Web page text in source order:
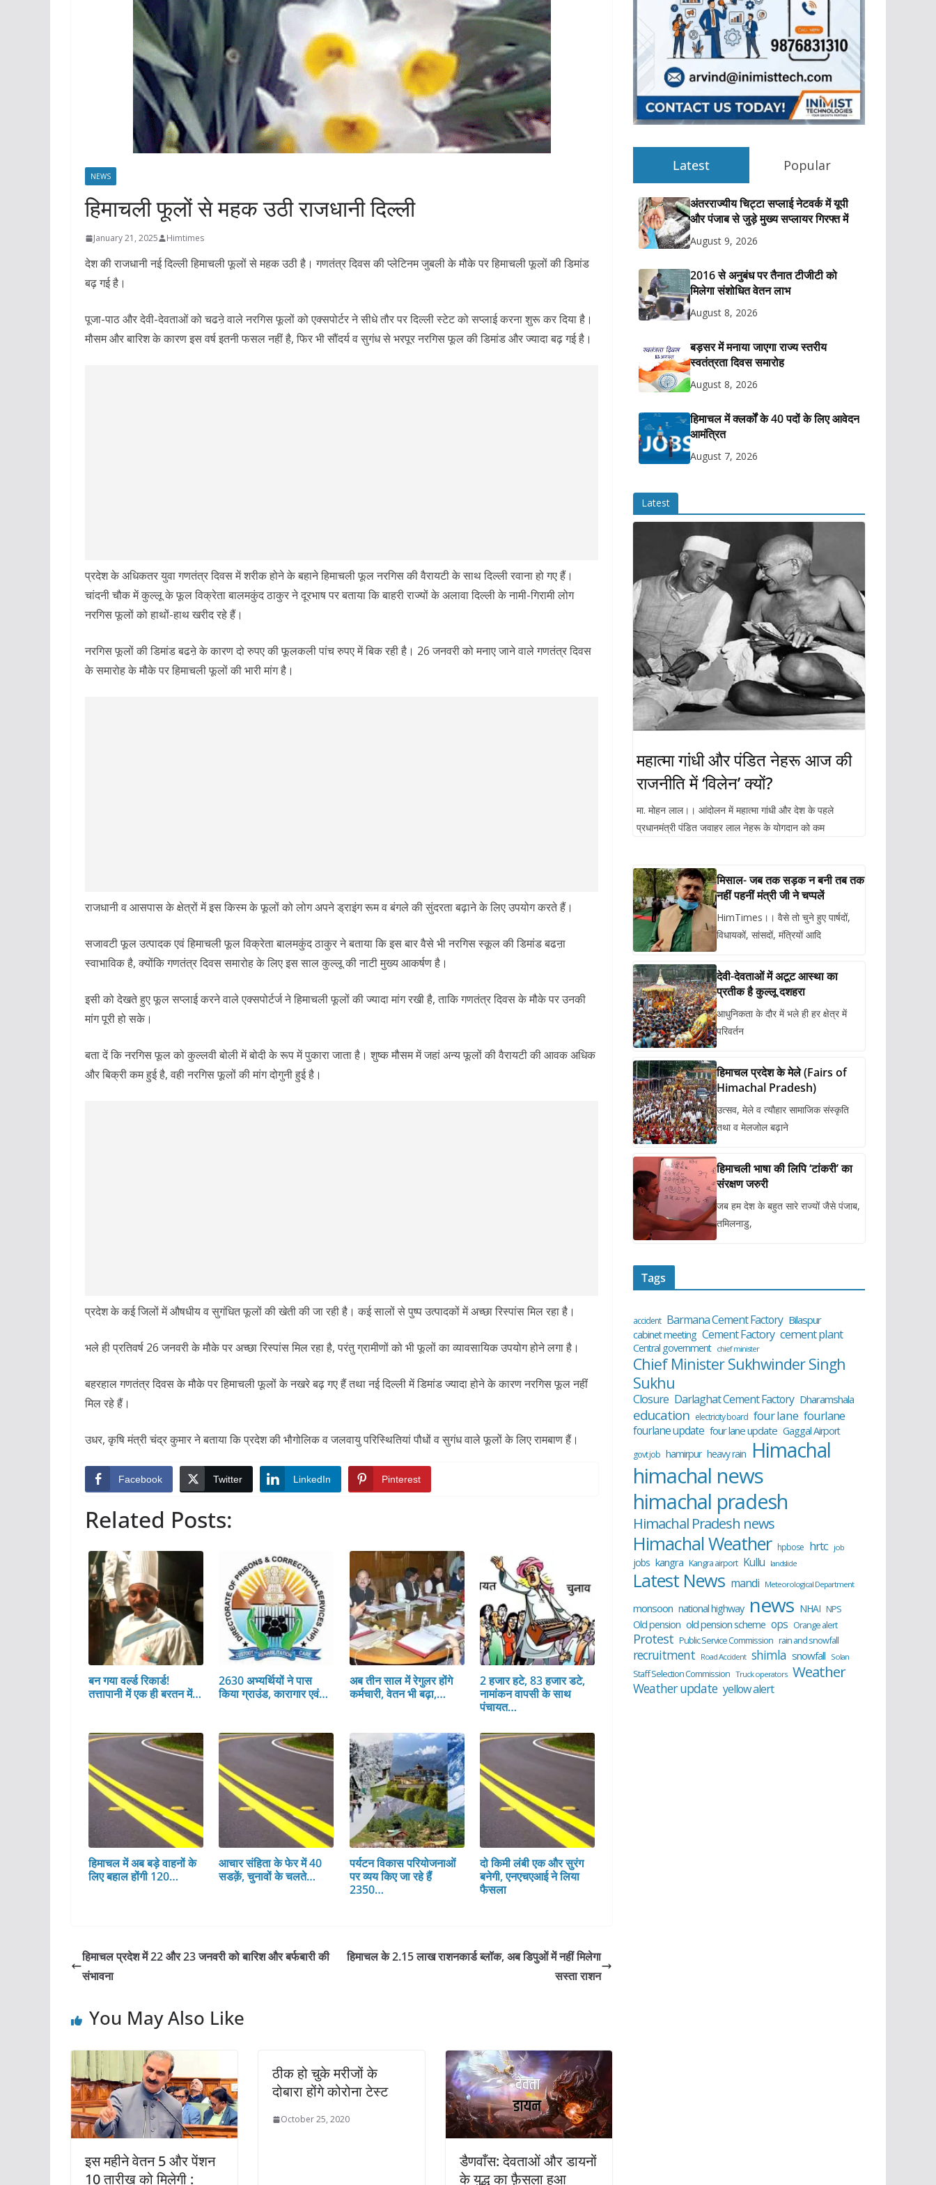
NEWS
हिमाचली फूलों से महक उठी राजधानी दिल्ली
January 21, 2025 Himtimes
देश की राजधानी नई दिल्ली हिमाचली फूलों से महक उठी है। गणतंत्र दिवस की प्लेटिनम जुबली के मौके पर हिमाचली फूलों की डिमांड
बढ़ गई है।
पूजा-पाठ और देवी-देवताओं को चढऩे वाले नरगिस फूलों को एक्सपोर्टर ने सीधे तौर पर दिल्ली स्टेट को सप्लाई करना शुरू कर दिया है।
मौसम और बारिश के कारण इस वर्ष इतनी फसल नहीं है, फिर भी सौंदर्य व सुगंध से भरपूर नरगिस फूल की डिमांड और ज्यादा बढ़ गई है।
प्रदेश के अधिकतर युवा गणतंत्र दिवस में शरीक होने के बहाने हिमाचली फूल नरगिस की वैरायटी के साथ दिल्ली रवाना हो गए हैं।
चांदनी चौक में कुल्लू के फूल विक्रेता बालमकुंद ठाकुर ने दूरभाष पर बताया कि बाहरी राज्यों के अलावा दिल्ली के नामी-गिरामी लोग
नरगिस फूलों को हाथों-हाथ खरीद रहे हैं।
नरगिस फूलों की डिमांड बढऩे के कारण दो रुपए की फूलकली पांच रुपए में बिक रही है। 26 जनवरी को मनाए जाने वाले गणतंत्र दिवस
के समारोह के मौके पर हिमाचली फूलों की भारी मांग है।
राजधानी व आसपास के क्षेत्रों में इस किस्म के फूलों को लोग अपने ड्राइंग रूम व बंगले की सुंदरता बढ़ाने के लिए उपयोग करते हैं।
सजावटी फूल उत्पादक एवं हिमाचली फूल विक्रेता बालमकुंद ठाकुर ने बताया कि इस बार वैसे भी नरगिस स्कूल की डिमांड बढऩा
स्वाभाविक है, क्योंकि गणतंत्र दिवस समारोह के लिए इस साल कुल्लू की नाटी मुख्य आकर्षण है।
इसी को देखते हुए फूल सप्लाई करने वाले एक्सपोर्टर्ज ने हिमाचली फूलों की ज्यादा मांग रखी है, ताकि गणतंत्र दिवस के मौके पर उनकी
मांग पूरी हो सके।
बता दें कि नरगिस फूल को कुल्लवी बोली में बोदी के रूप में पुकारा जाता है। शुष्क मौसम में जहां अन्य फूलों की वैरायटी की आवक अधिक
और बिक्री कम हुई है, वही नरगिस फूलों की मांग दोगुनी हुई है।
प्रदेश के कई जिलों में औषधीय व सुगंधित फूलों की खेती की जा रही है। कई सालों से पुष्प उत्पादकों में अच्छा रिस्पांस मिल रहा है।
भले ही प्रतिवर्ष 26 जनवरी के मौके पर अच्छा रिस्पांस मिल रहा है, परंतु ग्रामीणों को भी फूलों का व्यावसायिक उपयोग होने लगा है।
बहरहाल गणतंत्र दिवस के मौके पर हिमाचली फूलों के नखरे बढ़ गए हैं तथा नई दिल्ली में डिमांड ज्यादा होने के कारण नरगिस फूल नहीं
मिल रहे हैं।
उधर, कृषि मंत्री चंद्र कुमार ने बताया कि प्रदेश की भौगोलिक व जलवायु परिस्थितियां पौधों व सुगंध वाले फूलों के लिए रामबाण हैं।
Facebook Twitter LinkedIn Pinterest
Related Posts:
बन गया वर्ल्ड रिकार्ड!
तत्तापानी में एक ही बरतन में…
2630 अभ्यर्थियों ने पास
किया ग्राउंड, कारागार एवं…
अब तीन साल में रेगुलर होंगे
कर्मचारी, वेतन भी बढ़ा,…
2 हजार हटे, 83 हजार डटे,
नामांकन वापसी के साथ
पंचायत…
हिमाचल में अब बड़े वाहनों के
लिए बहाल होंगी 120…
आचार संहिता के फेर में 40
सडक़ें, चुनावों के चलते…
पर्यटन विकास परियोजनाओं
पर व्यय किए जा रहे हैं
2350…
दो किमी लंबी एक और सुरंग
बनेगी, एनएचएआई ने लिया
फैसला
हिमाचल प्रदेश में 22 और 23 जनवरी को बारिश और बर्फबारी की
संभावना
हिमाचल के 2.15 लाख राशनकार्ड ब्लॉक, अब डिपुओं में नहीं मिलेगा
सस्ता राशन
You May Also Like
इस महीने वेतन 5 और पेंशन
10 तारीख को मिलेगी :
ठीक हो चुके मरीजों के
दोबारा होंगे कोरोना टेस्ट
October 25, 2020
डैणवाँस: देवताओं और डायनों
के युद्ध का फ़ैसला हुआ
Latest Popular
अंतरराज्यीय चिट्टा सप्लाई नेटवर्क में यूपी
और पंजाब से जुड़े मुख्य सप्लायर गिरफ्त में
August 9, 2026
2016 से अनुबंध पर तैनात टीजीटी को
मिलेगा संशोधित वेतन लाभ
August 8, 2026
बड़सर में मनाया जाएगा राज्य स्तरीय
स्वतंत्रता दिवस समारोह
August 8, 2026
हिमाचल में क्लर्कों के 40 पदों के लिए आवेदन
आमंत्रित
August 7, 2026
Latest
महात्मा गांधी और पंडित नेहरू आज की
राजनीति में ‘विलेन’ क्यों?
मा. मोहन लाल।। आंदोलन में महात्मा गांधी और देश के पहले
प्रधानमंत्री पंडित जवाहर लाल नेहरू के योगदान को कम
मिसाल- जब तक सड़क न बनी तब तक
नहीं पहनीं मंत्री जी ने चप्पलें
HimTimes।। वैसे तो चुने हुए पार्षदों,
विधायकों, सांसदों, मंत्रियों आदि
देवी-देवताओं में अटूट आस्था का
प्रतीक है कुल्लू दशहरा
आधुनिकता के दौर में भले ही हर क्षेत्र में
परिवर्तन
हिमाचल प्रदेश के मेले (Fairs of
Himachal Pradesh)
उत्सव, मेले व त्यौहार सामाजिक संस्कृति
तथा व मेलजोल बढ़ाने
हिमाचली भाषा की लिपि ‘टांकरी’ का
संरक्षण जरुरी
जब हम देश के बहुत सारे राज्यों जैसे पंजाब,
तमिलनाडु,
Tags
accident Barmana Cement Factory Bilaspur
cabinet meeting Cement Factory cement plant
Central government chief minister
Chief Minister Sukhwinder Singh
Sukhu
Closure Darlaghat Cement Factory Dharamshala
education electricity board four lane fourlane
fourlane update four lane update Gaggal Airport
govt job hamirpur heavy rain Himachal
himachal news
himachal pradesh
Himachal Pradesh news
Himachal Weather hpbose hrtc job
jobs kangra Kangra airport Kullu landslide
Latest News mandi Meteorological Department
monsoon national highway news NHAI NPS
Old pension old pension scheme ops Orange alert
Protest Public Service Commission rain and snowfall
recruitment Road Accident shimla snowfall Solan
Staff Selection Commission Truck operators Weather
Weather update yellow alert